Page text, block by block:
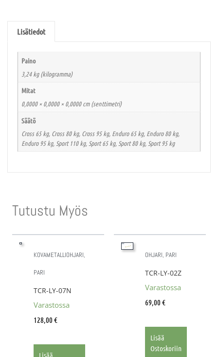
Lisätiedot
Paino
3,24 kg (kilogramma)
Mitat
0,0000 × 0,0000 × 0,0000 cm (senttimetri)
Säätö
Cross 65 kg, Cross 80 kg, Cross 95 kg, Enduro 65 kg, Enduro 80 kg,
Enduro 95 kg, Sport 110 kg, Sport 65 kg, Sport 80 kg, Sport 95 kg
Tutustu Myös
KOVAMETALLIOHJARI,
PARI
TCR-LY-07N
Varastossa
128,00 €
Lisää
OHJARI, PARI
TCR-LY-02Z
Varastossa
69,00 €
Lisää
Ostoskoriin